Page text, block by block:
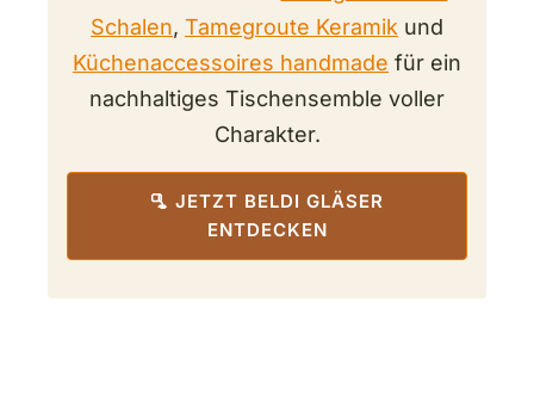
Schalen, Tamegroute Keramik und
Küchenaccessoires handmade für ein
nachhaltiges Tischensemble voller
Charakter.
🫗 JETZT BELDI GLÄSER
ENTDECKEN